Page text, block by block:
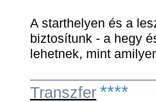
A starthelyen és a
biztosítunk - a hegy
lehetnek, mint
Transzfer ****